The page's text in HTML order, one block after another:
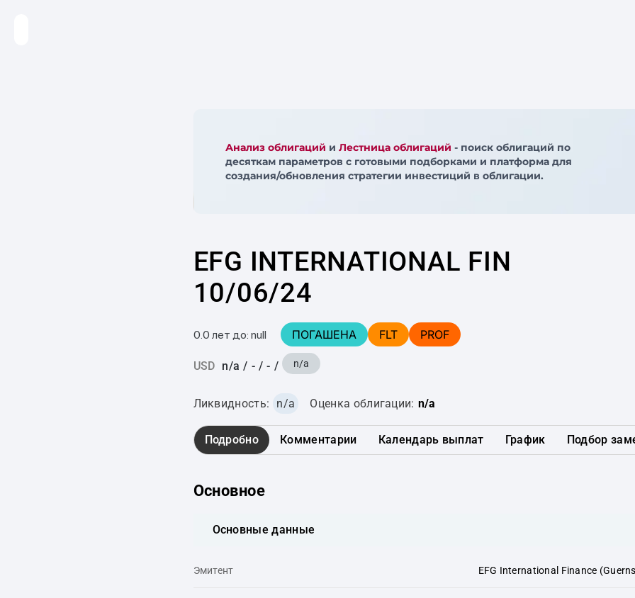
Анализ облигаций и Лестница облигаций - поиск облигаций по
десяткам параметров с готовыми подборками и платформа для
создания/обновления стратегии инвестиций в облигации.
EFG INTERNATIONAL FIN
10/06/24
0.0 лет до: null ПОГАШЕНА FLT PROF
USD n/a / - / - / n/a
Ликвидность: n/a Оценка облигации: n/a
Подробно Комментарии Календарь выплат График Подбор
Основное
Основные данные
Эмитент EFG International Finance